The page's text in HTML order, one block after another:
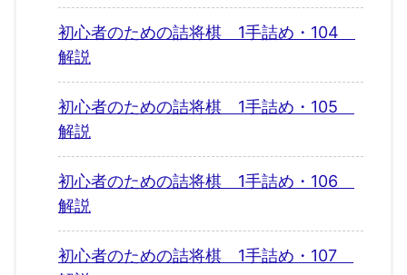
初心者のための詰将棋 1手詰め・104
解説
初心者のための詰将棋 1手詰め・105
解説
初心者のための詰将棋 1手詰め・106
解説
初心者のための詰将棋 1手詰め・107